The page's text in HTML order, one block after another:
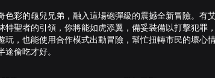
色彩的龜兒兄弟，融入這場砲彈級的震撼全新冒險。有
特聖者的引領，你將能如虎添翼，備妥裝備以打擊犯罪
玩，也能使用合作模式出動冒險，幫忙扭轉市民的壞心
偷吃才好。